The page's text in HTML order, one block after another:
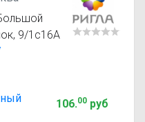
9/1с16А
106.00руб